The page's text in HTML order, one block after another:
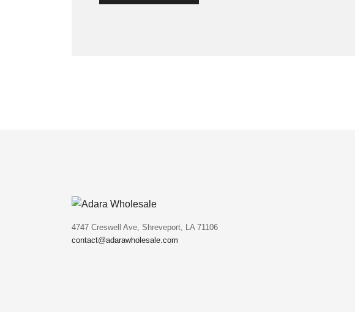
4747 Creswell Ave, Shreveport, LA 71106
contact@adarawholesale.com